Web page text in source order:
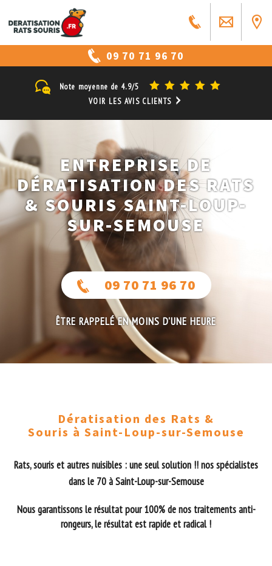
09 70 71 96 70
Note moyenne de 4.9/5
VOIR LES AVIS CLIENTS
ENTREPRISE DE
DÉRATISATION DES RATS
& SOURIS SAINT-LOUP-
SUR-SEMOUSE
09 70 71 96 70
ÊTRE RAPPELÉ EN MOINS D'UNE HEURE
Dératisation des Rats &
Souris à Saint-Loup-sur-Semouse
Rats, souris et autres nuisibles : une seul solution !! nos spécialistes
dans le 70 à Saint-Loup-sur-Semouse
Nous garantissons le résultat pour 100% de nos traitements anti-
rongeurs, le résultat est rapide et radical !